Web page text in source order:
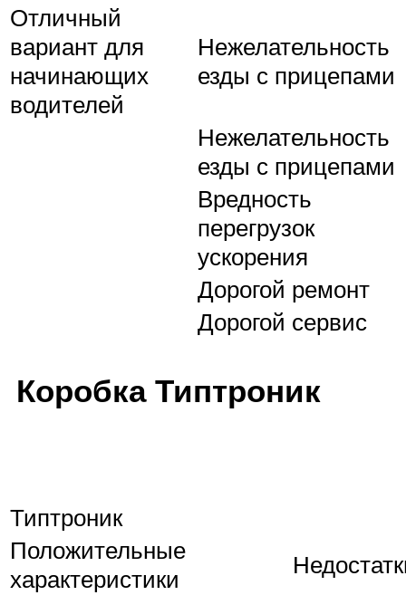
Отличный
вариант для
начинающих
водителей
Нежелательность
езды с прицепами
Нежелательность
езды с прицепами
Вредность
перегрузок
ускорения
Дорогой ремонт
Дорогой сервис
Коробка Типтроник
Типтроник
Положительные
характеристики